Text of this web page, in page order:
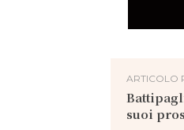
ARTICOLO
suoi